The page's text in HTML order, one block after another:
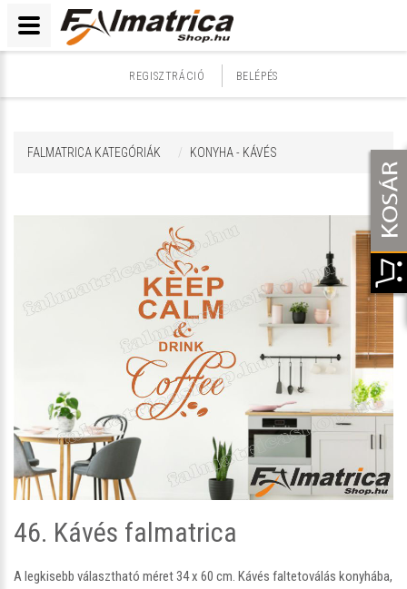
REGISZTRÁCIÓ BELÉPÉS
FALMATRICA KATEGÓRIÁK KONYHA - KÁVÉS
46. Kávés falmatrica
A legkisebb választható méret 34 x 60 cm. Kávés faltetoválás konyhába,